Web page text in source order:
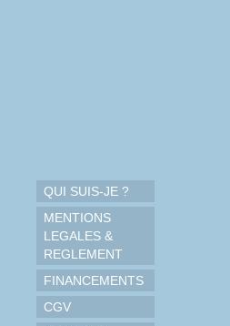
QUI SUIS-JE ?
MENTIONS
LEGALES &
REGLEMENT
FINANCEMENTS
CGV